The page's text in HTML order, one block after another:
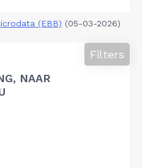
(EBB) (05-03-2026)
NAAR
Filters